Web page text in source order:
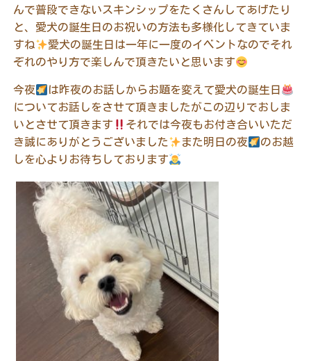
んで普段できないスキンシップをたくさんしてあげたり
と、愛犬の誕生日のお祝いの方法も多様化してきていま
すね
愛犬の誕生日は一年に一度のイベントなのでそれ
ぞれのやり方で楽しんで頂きたいと思います
今夜
は昨夜のお話しからお題を変えて愛犬の誕生日
についてお話しをさせて頂きましたがこの辺りでおしま
いとさせて頂きます
それでは今夜もお付き合いいただ
き誠にありがとうございました
また明日の夜
のお越
しを心よりお待ちしております